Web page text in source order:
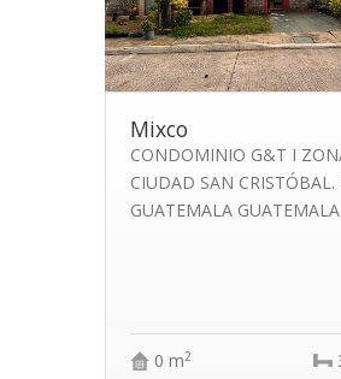
Mixco
CONDOMINIO G&T I
CIUDAD SAN CRISTÓBAL.
GUATEMALA GUATEMALA
0 m2